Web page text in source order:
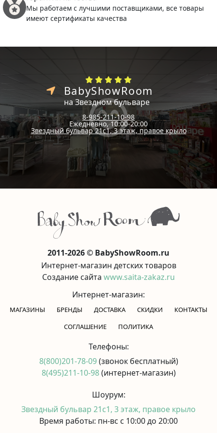
Мы работаем с лучшими поставщиками, все товары
имеют сертификаты качества
BabyShowRoom
на Звездном бульваре
8-985-211-10-98
Ежедневно, 10:00-20:00
Звездный бульвар 21с1, 3 этаж, правое крыло
2011-2026 © BabyShowRoom.ru
Интернет-магазин детских товаров
Создание сайта www.saita-zakaz.ru
Интернет-магазин:
МАГАЗИНЫ БРЕНДЫ ДОСТАВКА СКИДКИ
КОНТАКТЫ
CОГЛАШЕНИЕ
ПОЛИТИКА
Телефоны:
8(800)201-78-09(звонок бесплатный)
8(495)211-10-98(интернет-магазин)
Шоурум:
Звездный бульвар 21с1, 3 этаж, правое крыло
Время работы: пн-вс с 10:00 до 20:00